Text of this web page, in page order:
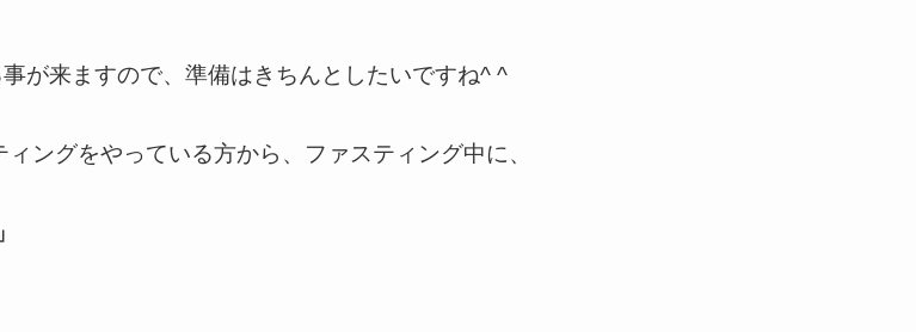
が来ますので、準備はきちんとしたいですね^ ^
ングをやっている方から、ファスティング中に、